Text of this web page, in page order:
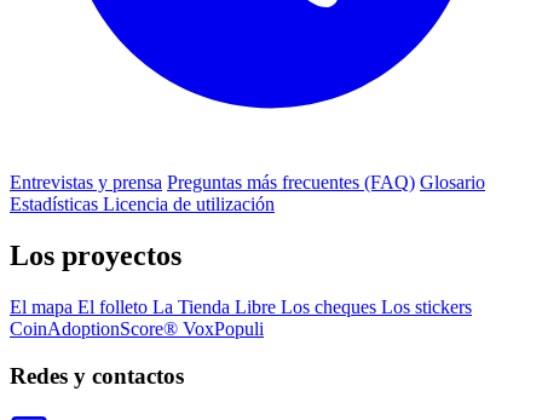
Entrevistas y prensa Preguntas más frecuentes (FAQ) Glosario
Estadísticas Licencia de utilización
Los proyectos
El mapa El folleto La Tienda Libre Los cheques Los stickers
CoinAdoptionScore® VoxPopuli
Redes y contactos